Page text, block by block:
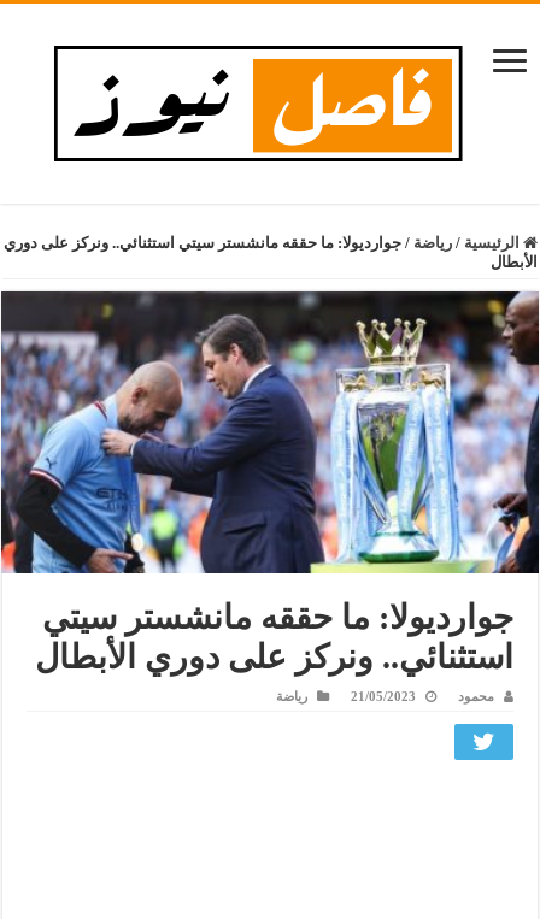
الرئيسية / رياضة / جوارديولا: ما حققه مانشستر سيتي استثنائي.. ونركز على دوري
الأبطال
جوارديولا: ما حققه مانشستر سيتي
استثنائي.. ونركز على دوري الأبطال
محمود 21/05/2023 رياضة